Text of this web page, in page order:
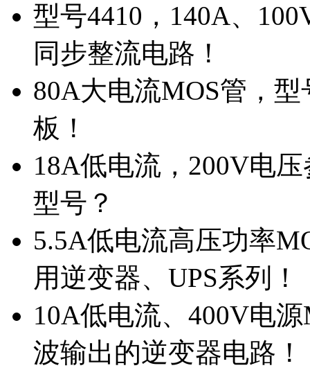
型号4410，140A、
同步整流电路！
80A大电流MOS管，
板！
18A低电流，200V电
型号？
5.5A低电流高压功率
用逆变器、UPS系列！
10A低电流、400V电
波输出的逆变器电路！